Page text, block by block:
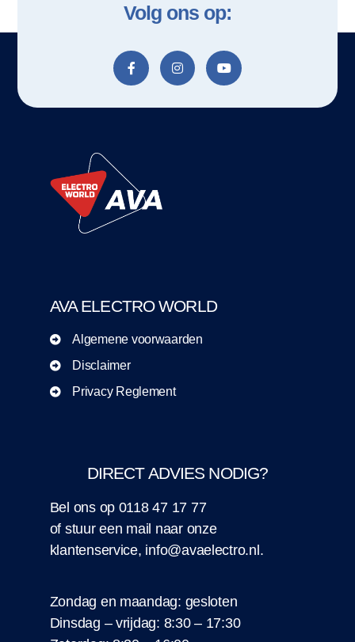
Volg ons op:
AVA ELECTRO WORLD
Algemene voorwaarden
Disclaimer
Privacy Reglement
DIRECT ADVIES NODIG?
Bel ons op 0118 47 17 77
of stuur een mail naar onze
klantenservice, info@avaelectro.nl .
Zondag en maandag: gesloten
Dinsdag – vrijdag: 8:30 – 17:30